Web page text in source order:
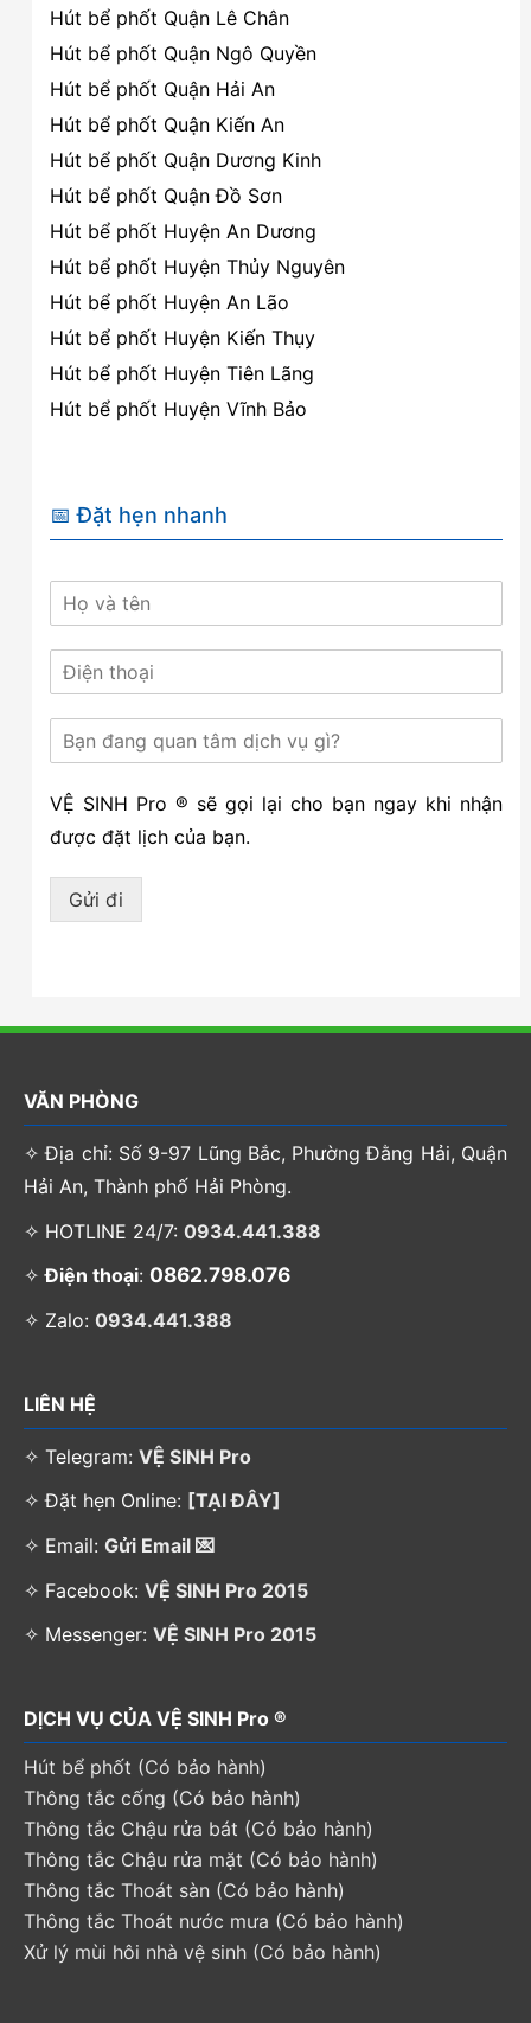
Hút bể phốt Quận Lê Chân
Hút bể phốt Quận Ngô Quyền
Hút bể phốt Quận Hải An
Hút bể phốt Quận Kiến An
Hút bể phốt Quận Dương Kinh
Hút bể phốt Quận Đồ Sơn
Hút bể phốt Huyện An Dương
Hút bể phốt Huyện Thủy Nguyên
Hút bể phốt Huyện An Lão
Hút bể phốt Huyện Kiến Thụy
Hút bể phốt Huyện Tiên Lãng
Hút bể phốt Huyện Vĩnh Bảo
📅 Đặt hẹn nhanh
VỆ SINH Pro ® sẽ gọi lại cho bạn ngay khi nhận
được đặt lịch của bạn.
Gửi đi
VĂN PHÒNG
✧ Địa chỉ: Số 9-97 Lũng Bắc, Phường Đằng Hải, Quận
Hải An, Thành phố Hải Phòng.
✧ HOTLINE 24/7: 0934.441.388
✧Điện thoại: 0862.798.076
✧ Zalo: 0934.441.388
LIÊN HỆ
✧ Telegram: VỆ SINH Pro
✧ Đặt hẹn Online: [TẠI ĐÂY]
✧ Email: Gửi Email 💌
✧ Facebook: VỆ SINH Pro 2015
✧ Messenger: VỆ SINH Pro 2015
DỊCH VỤ CỦA VỆ SINH Pro ®
Hút bể phốt (Có bảo hành)
Thông tắc cống (Có bảo hành)
Thông tắc Chậu rửa bát (Có bảo hành)
Thông tắc Chậu rửa mặt (Có bảo hành)
Thông tắc Thoát sàn (Có bảo hành)
Thông tắc Thoát nước mưa (Có bảo hành)
Xử lý mùi hôi nhà vệ sinh (Có bảo hành)